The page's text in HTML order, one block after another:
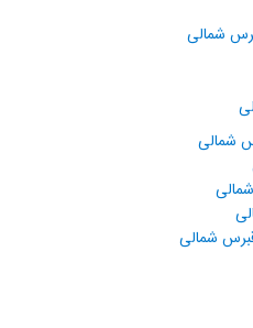
شمالی
شمالی
قبرس شمالی